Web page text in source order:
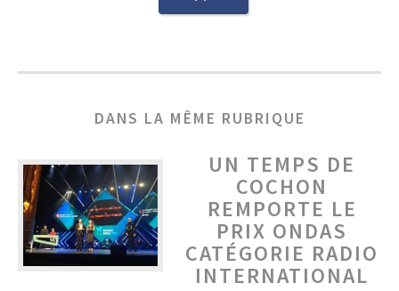
DANS LA MÊME RUBRIQUE
UN TEMPS DE
COCHON
REMPORTE LE
PRIX ONDAS
CATÉGORIE RADIO
INTERNATIONAL